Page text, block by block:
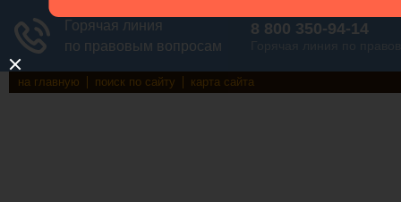
на главную поиск по сайту карта сайта